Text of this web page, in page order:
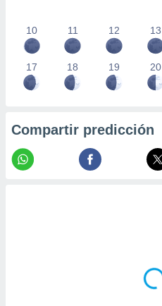
10 11 12 13
17 18 19 20
Compartir predicción